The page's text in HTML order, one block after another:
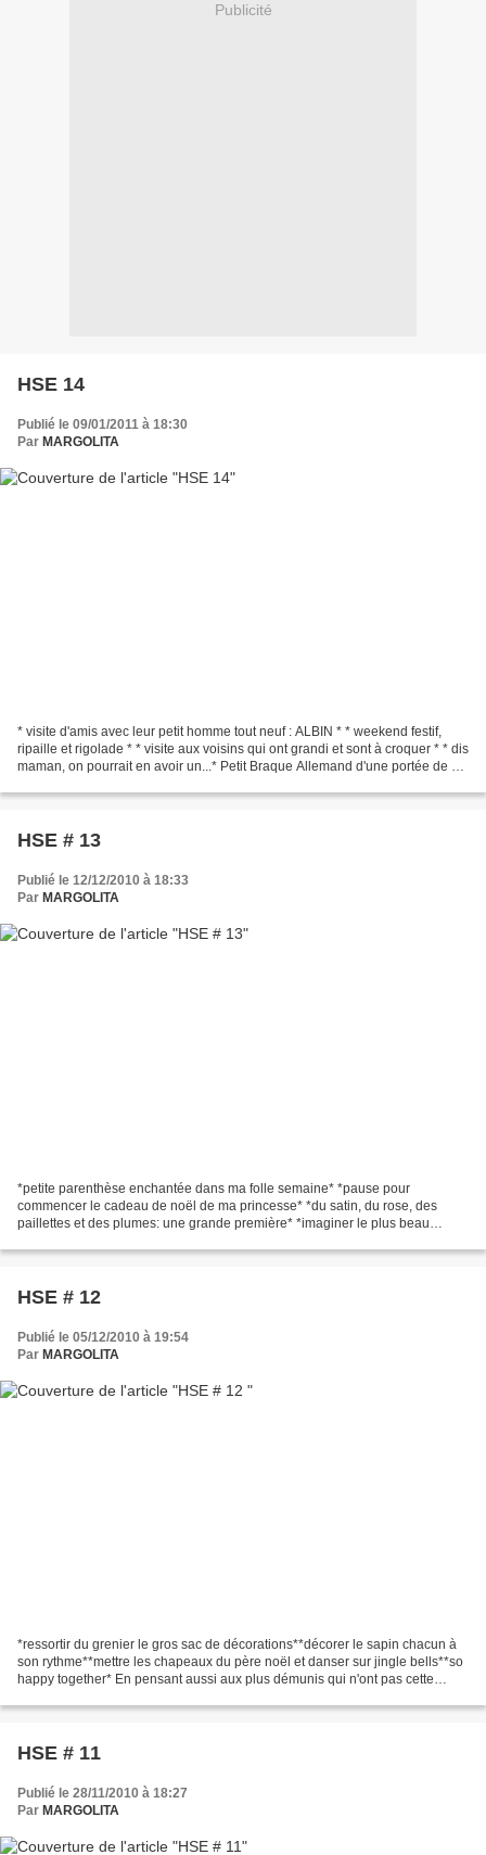
Publicité
HSE 14
Publié le 09/01/2011 à 18:30
Par MARGOLITA
* visite d'amis avec leur petit homme tout neuf : ALBIN * * weekend festif,
ripaille et rigolade * * visite aux voisins qui ont grandi et sont à croquer * * dis
maman, on pourrait en avoir un...* Petit Braque Allemand d'une portée de 8;
HSE # 13
Publié le 12/12/2010 à 18:33
Par MARGOLITA
*petite parenthèse enchantée dans ma folle semaine* *pause pour
commencer le cadeau de noël de ma princesse* *du satin, du rose, des
paillettes et des plumes: une grande première* *imaginer le plus beau
HSE # 12
Publié le 05/12/2010 à 19:54
Par MARGOLITA
*ressortir du grenier le gros sac de décorations**décorer le sapin chacun à
son rythme**mettre les chapeaux du père noël et danser sur jingle bells**so
happy together* En pensant aussi aux plus démunis qui n'ont pas cette
HSE # 11
Publié le 28/11/2010 à 18:27
Par MARGOLITA